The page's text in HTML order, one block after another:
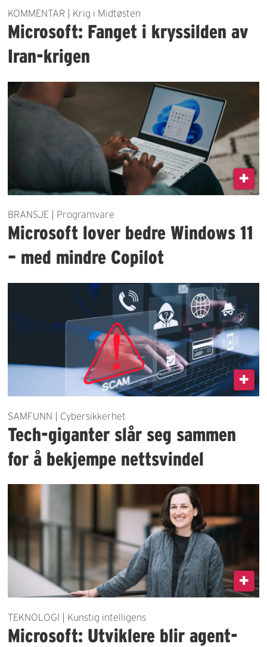
KOMMENTAR | Krig i Midtøsten
Microsoft: Fanget i kryssilden av
Iran-krigen
BRANSJE | Programvare
Microsoft lover bedre Windows 11
– med mindre Copilot
SAMFUNN | Cybersikkerhet
Tech-giganter slår seg sammen
for å bekjempe nettsvindel
TEKNOLOGI | Kunstig intelligens
Microsoft: Utviklere blir agent-